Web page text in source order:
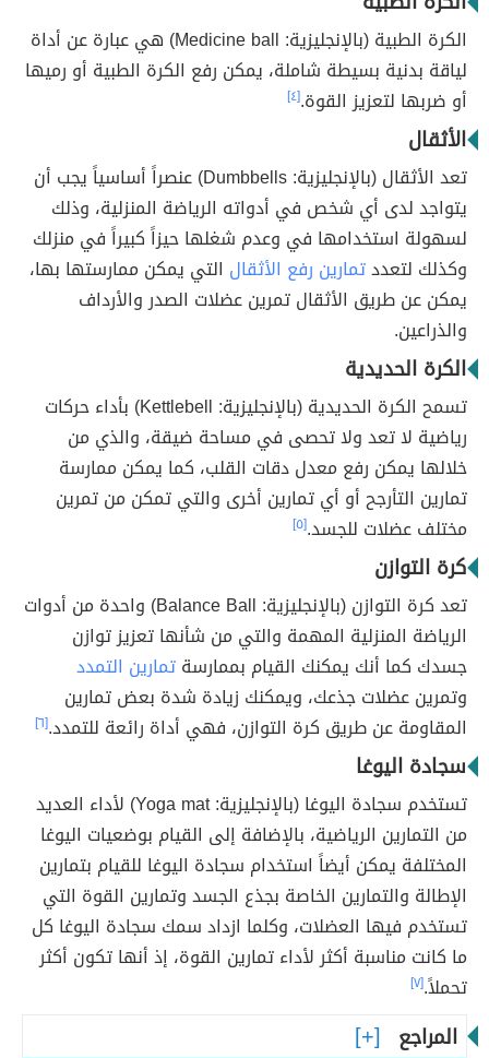
الكرة الطبية (بالإنجليزية: Medicine ball) هي عبارة عن أداة
لياقة بدنية بسيطة شاملة، يمكن رفع الكرة الطبية أو رميها
أو ضربها لتعزيز القوة.[٤]
الأثقال
تعد الأثقال (بالإنجليزية: Dumbbells) عنصراً أساسياً يجب أن
يتواجد لدى أي شخص في أدواته الرياضة المنزلية، وذلك
لسهولة استخدامها في وعدم شغلها حيزاً كبيراً في منزلك
وكذلك لتعددتمارين رفع الأثقال التي يمكن ممارستها بها،
يمكن عن طريق الأثقال تمرين عضلات الصدر والأرداف
والذراعين.
الكرة الحديدية
تسمح الكرة الحديدية (بالإنجليزية: Kettlebell) بأداء حركات
رياضية لا تعد ولا تحصى في مساحة ضيقة، والذي من
خلالها يمكن رفع معدل دقات القلب، كما يمكن ممارسة
تمارين التأرجح أو أي تمارين أخرى والتي تمكن من تمرين
مختلف عضلات للجسد.[٥]
كرة التوازن
تعد كرة التوازن (بالإنجليزية: Balance Ball) واحدة من أدوات
الرياضة المنزلية المهمة والتي من شأنها تعزيز توازن
جسدك كما أنك يمكنك القيام بممارسةتمارين التمدد
وتمرين عضلات جذعك، ويمكنك زيادة شدة بعض تمارين
المقاومة عن طريق كرة التوازن، فهي أداة رائعة للتمدد.[٦]
سجادة اليوغا
تستخدم سجادة اليوغا (بالإنجليزية: Yoga mat) لأداء العديد
من التمارين الرياضية، بالإضافة إلى القيام بوضعيات اليوغا
المختلفة يمكن أيضاً استخدام سجادة اليوغا للقيام بتمارين
الإطالة والتمارين الخاصة بجذع الجسد وتمارين القوة التي
تستخدم فيها العضلات، وكلما ازداد سمك سجادة اليوغا كل
ما كانت مناسبة أكثر لأداء تمارين القوة، إذ أنها تكون أكثر
تحملاً.[٧]
المراجع